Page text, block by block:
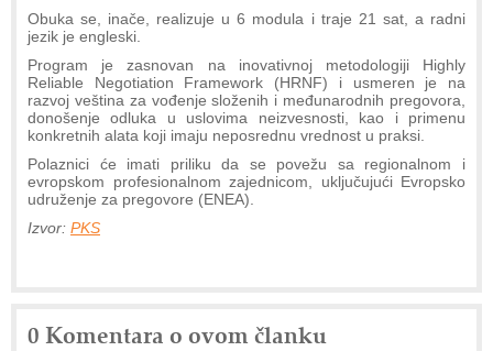
Obuka se, inače, realizuje u 6 modula i traje 21 sat, a radni
jezik je engleski.
Program je zasnovan na inovativnoj metodologiji Highly
Reliable Negotiation Framework (HRNF) i usmeren je na
razvoj veština za vođenje složenih i međunarodnih pregovora,
donošenje odluka u uslovima neizvesnosti, kao i primenu
konkretnih alata koji imaju neposrednu vrednost u praksi.
Polaznici će imati priliku da se povežu sa regionalnom i
evropskom profesionalnom zajednicom, uključujući Evropsko
udruženje za pregovore (ENEA).
Izvor: PKS
0 Komentara o ovom članku